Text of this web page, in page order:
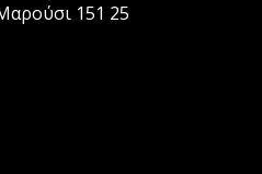
151 25